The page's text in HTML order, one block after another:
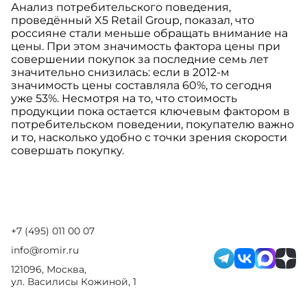
Анализ потребительского поведения,
проведённый X5 Retail Group, показал, что
россияне стали меньше обращать внимание на
цены. При этом значимость фактора цены при
совершении покупок за последние семь лет
значительно снизилась: если в 2012-м
значимость цены составляла 60%, то сегодня
уже 53%. Несмотря на то, что стоимость
продукции пока остается ключевым фактором в
потребительском поведении, покупателю важно
и то, насколько удобно с точки зрения скорости
совершать покупку.
+7 (495) 011 00 07
info@romir.ru
121096, Москва,
ул. Василисы Кожиной, 1